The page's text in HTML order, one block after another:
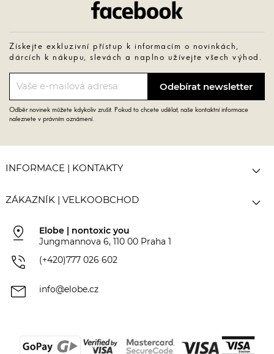
Získejte exkluzivní přístup k informacím o novinkách,
dárcích k nákupu, slevách a naplno užívejte všech výhod.
Odběr novinek můžete kdykoliv zrušit. Pokud to chcete udělat, naše kontaktní informace
naleznete v právním oznámení.
INFORMACE | KONTAKTY 
ZÁKAZNÍK | VELKOOBCHOD 
pin_drop
Elobe | nontoxic you
Jungmannova 6, 110 00 Praha 1
phone_in_talk (+420)777 026 602
mail info@elobe.cz